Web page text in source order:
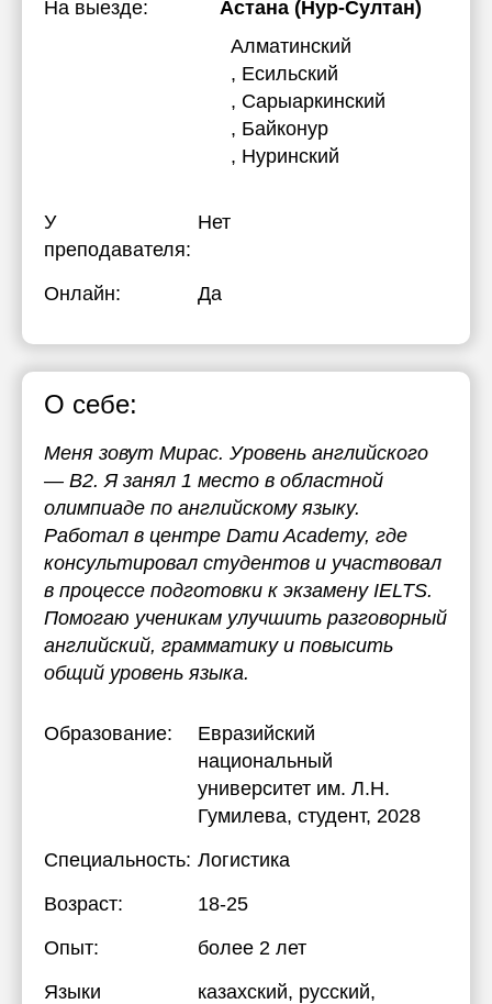
На выезде:
Астана (Нур-Султан)
Алматинский
, Есильский
, Сарыаркинский
, Байконур
, Нуринский
У
преподавателя:
Нет
Онлайн: Да
О себе:
Меня зовут Мирас. Уровень английского
— B2. Я занял 1 место в областной
олимпиаде по английскому языку.
Работал в центре Damu Academy, где
консультировал студентов и участвовал
в процессе подготовки к экзамену IELTS.
Помогаю ученикам улучшить разговорный
английский, грамматику и повысить
общий уровень языка.
Образование:
Евразийский
национальный
университет им. Л.Н.
Гумилева, студент, 2028
Специальность: Логистика
Возраст:
18-25
Опыт:
более 2 лет
Языки
казахский, русский,